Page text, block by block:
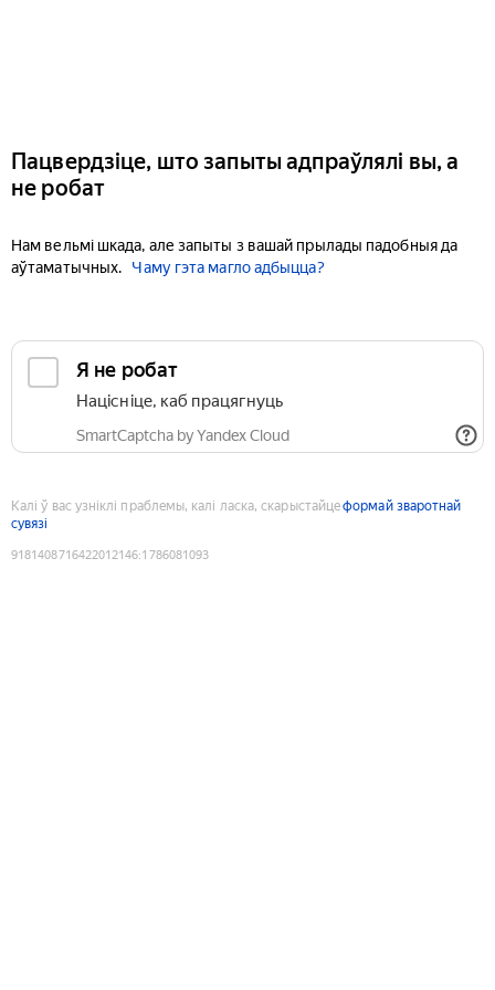
Пацвердзіце, што запыты адпраўлялі вы, а
не робат
Нам вельмі шкада, але запыты з вашай прылады падобныя да
аўтаматычных.
Чаму гэта магло адбыцца?
Я не робат
Націсніце, каб працягнуць
SmartCaptcha by Yandex Cloud
Калі ў вас узніклі праблемы, калі ласка, скарыстайцеформай зваротнай
сувязі
9181408716422012146:1786081093